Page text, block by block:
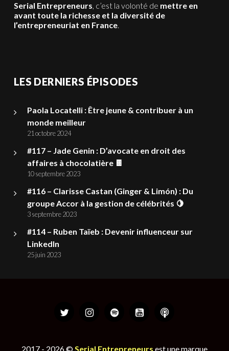
Serial Entrepreneurs, c’est la volonté de mettre en
avant toute la richesse et la diversité de
l’entrepreneuriat en France.
LES DERNIERS ÉPISODES
Paola Locatelli : Être jeune & contribuer à un
monde meilleur
21 octobre 2024
#117 – Jade Genin : D’avocate en droit des
affaires à chocolatière 🍫
10 septembre 2023
#116 – Clarisse Castan (Ginger & Limón) : Du
groupe Accor à la gestion de célébrités 🍋
3 septembre 2023
#114 – Ruben Taïeb : Devenir influenceur sur
LinkedIn
25 juin 2023
2017 - 2026 © Serial Entrepreneurs est une marque